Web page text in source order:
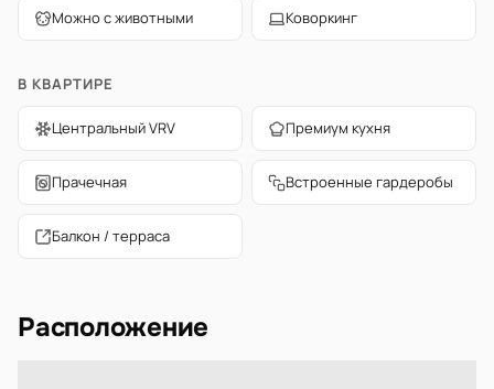
Можно с животными Коворкинг
В КВАРТИРЕ
Центральный VRV Премиум кухня
Прачечная Встроенные гардеробы
Балкон / терраса
Расположение